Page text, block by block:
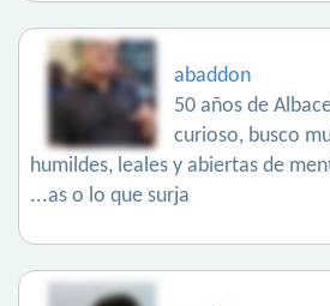
abaddon
50 años de
curioso, busco
humildes, leales y abiertas de
...as o lo que surja